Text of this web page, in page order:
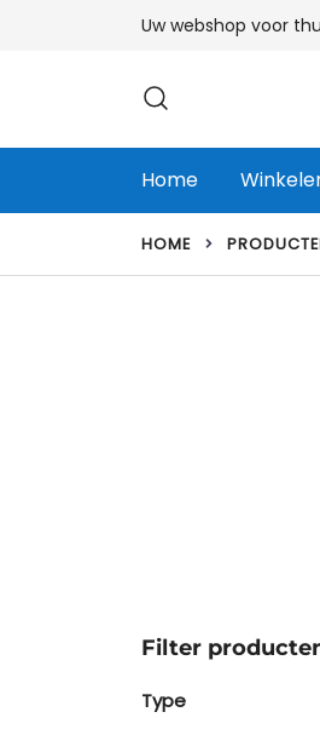
Uw webshop voor
Home
HOME
Filter
Type